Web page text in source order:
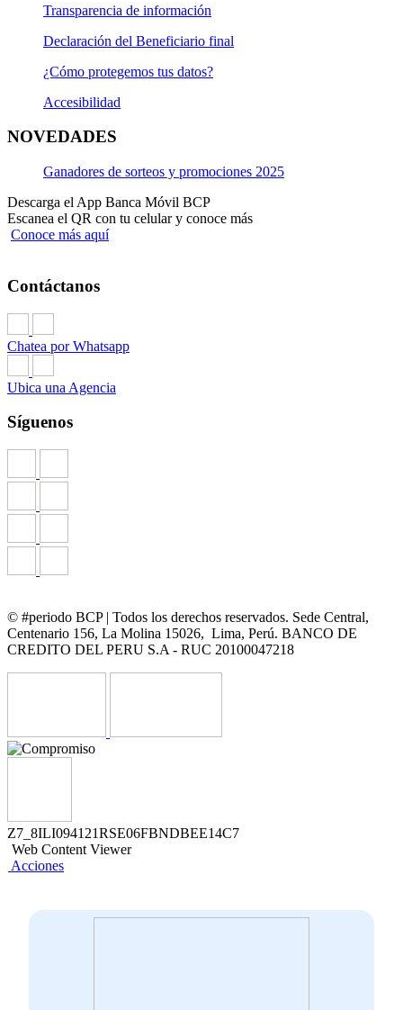
Transparencia de información
Declaración del Beneficiario final
¿Cómo protegemos tus datos?
Accesibilidad
NOVEDADES
Ganadores de sorteos y promociones 2025
Descarga el App Banca Móvil BCP
Escanea el QR con tu celular y conoce más
Conoce más aquí
Contáctanos
Chatea por Whatsapp
Ubica una Agencia
Síguenos
© #periodo BCP | Todos los derechos reservados. Sede Central,
Centenario 156, La Molina 15026, Lima, Perú. BANCO DE
CREDITO DEL PERU S.A - RUC 20100047218
Z7_8ILI094121RSE06FBNDBEE14C7
Web Content Viewer
Acciones